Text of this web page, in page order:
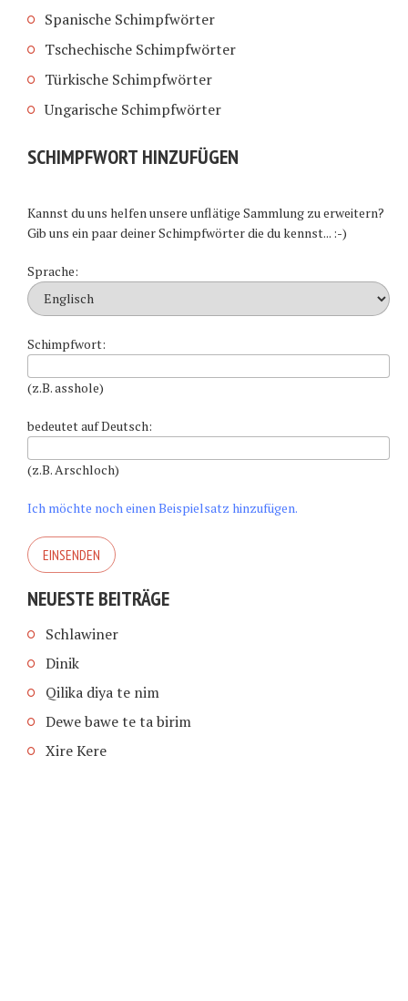
Spanische Schimpfwörter
Tschechische Schimpfwörter
Türkische Schimpfwörter
Ungarische Schimpfwörter
SCHIMPFWORT HINZUFÜGEN
Kannst du uns helfen unsere unflätige Sammlung zu erweitern?
Gib uns ein paar deiner Schimpfwörter die du kennst... :-)
Sprache:
Schimpfwort:
(z.B. asshole)
bedeutet auf Deutsch:
(z.B. Arschloch)
Ich möchte noch einen Beispielsatz hinzufügen.
NEUESTE BEITRÄGE
Schlawiner
Dinik
Qilika diya te nim
Dewe bawe te ta birim
Xire Kere